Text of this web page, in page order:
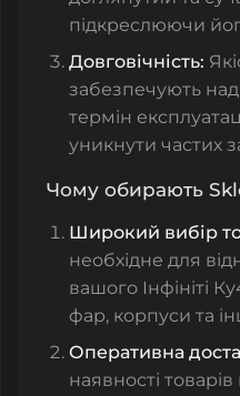
підкреслюючи
Довговічність:
забезпечують
термін
уникнути частих
Чому обирають
Широкий вибір
необхідне для
вашого Інфініті
фар, корпуси та
Оперативна
наявності